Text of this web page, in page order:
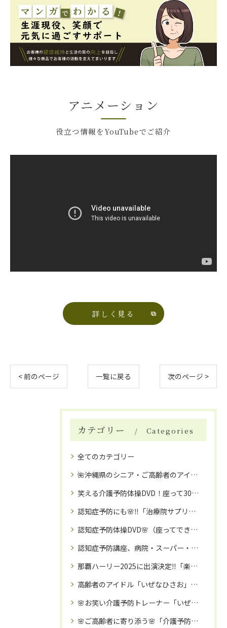
役立つ情報をYouTubeでご紹介
アニメーション
詳しく見る
< 前のページ 一覧に戻る 次のページ >
カテゴリー Categories
全てのカテゴリー
🌺沖縄県のシニア・ご高齢者のアイドル：いぜなひさお氏の魅力とは🌺介護予防体操講師・タレント活動（お笑い☺・歌手🎤等）
笑える介護予防体操DVD！座って30分、楽しく続く高齢者向け体操の決定版
認知症予防にも🌸‼️「治療院サプリ（健康補助食品）」🌺筋肉・関節・骨に栄養補給‼️
認知症予防体操DVD🌸（座ってできる楽しい３０分の介護予防体操DVD🌈）
認知症予防講座、病院・スーパー・などのイベントコラボにも🌈訪問「笑える❗️介護予防体操教室」で、笑顔で元気に🌸❗️❗️
那覇ハーリー2025に出演決定‼️「楽しい‼️介護予防体操教室」🌺講師：いぜなひさお
高齢者のアイドル「いぜなひさお」氏の、「笑える‼️介護予防体操教室」🌺とは
🌸お笑い介護予防トレーナー「いぜなひさお」氏の、「笑える‼️介護予防・リハビリ体操教室」が沖縄を拠点に、日本全国へ話題に🌸‼️
🌸ご高齢者に寄り添う🌸「介護予防タレント」いぜなひさお氏🌈